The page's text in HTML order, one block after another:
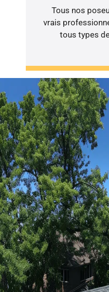
Tous nos
vrais
tous types